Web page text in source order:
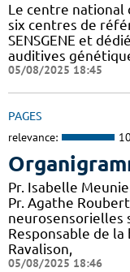
Le centre national
six centres de
SENSGENE et
auditives
05/08/2025 18:45
PAGES
relevance:
Pr. Isabelle
Pr. Agathe
neurosensorielles
Responsable de
Ravalison,
05/08/2025 18:46